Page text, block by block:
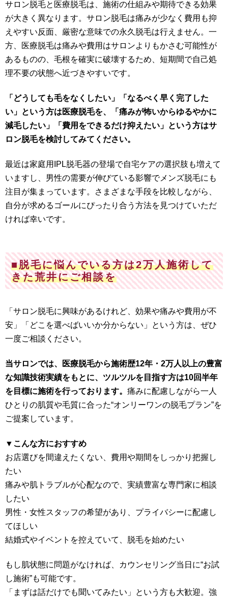
サロン脱毛と医療脱毛は、施術の仕組みや期待できる効果
が大きく異なります。サロン脱毛は痛みが少なく費用も抑
えやすい反面、厳密な意味での永久脱毛は行えません。一
方、医療脱毛は痛みや費用はサロンよりもかさむ可能性が
あるものの、毛根を確実に破壊するため、短期間で自己処
理不要の状態へ近づきやすいです。
「どうしても毛をなくしたい」「なるべく早く完了した
い」という方は医療脱毛を、「痛みが怖いからゆるやかに
減毛したい」「費用をできるだけ抑えたい」という方はサ
ロン脱毛を検討してみてください。
最近は家庭用IPL脱毛器の登場で自宅ケアの選択肢も増えて
いますし、男性の需要が伸びている影響でメンズ脱毛にも
注目が集まっています。さまざまな手段を比較しながら、
自分が求めるゴールにぴったり合う方法を見つけていただ
ければ幸いです。
■脱毛に悩んでいる方は2万人施術して
きた荒井にご相談を
「サロン脱毛に興味があるけれど、効果や痛みや費用が不
安」「どこを選べばいいか分からない」という方は、ぜひ
一度ご相談ください。
当サロンでは、医療脱毛から施術歴12年・2万人以上の豊富
な知識技術実績をもとに、ツルツルを目指す方は10回半年
を目標に施術を行っております。 痛みに配慮しながら一人
ひとりの肌質や毛質に合った“オンリーワンの脱毛プラン”を
ご提案しています。
▼こんな方におすすめ
お店選びを間違えたくない、費用や期間をしっかり把握し
たい
痛みや肌トラブルが心配なので、実績豊富な専門家に相談
したい
男性・女性スタッフの希望があり、プライバシーに配慮し
てほしい
結婚式やイベントを控えていて、脱毛を始めたい
もし肌状態に問題がなければ、カウンセリング当日に“お試
し施術”も可能です。
「まずは話だけでも聞いてみたい」という方も大歓迎。強